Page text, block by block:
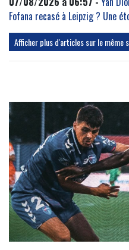
Fofana recasé à Leipzig ? Une
Afficher plus d'articles sur le même